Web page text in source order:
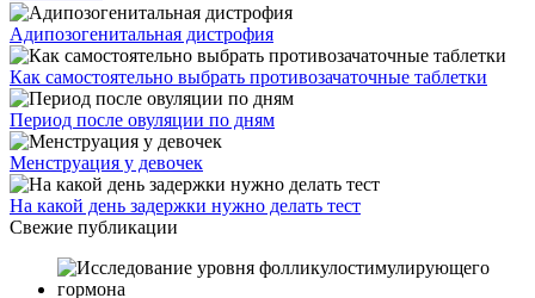
Адипозогенитальная дистрофия
Как самостоятельно выбрать противозачаточные таблетки
Период после овуляции по дням
Менструация у девочек
На какой день задержки нужно делать тест
Свежие публикации